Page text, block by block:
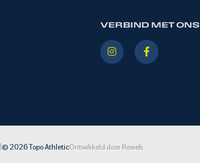
VERBIND MET ONS
© 2026 Topo AthleticOntwikkeld door Reweb